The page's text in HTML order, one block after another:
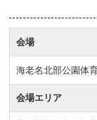
会場
海老名北部公園体
会場エリア